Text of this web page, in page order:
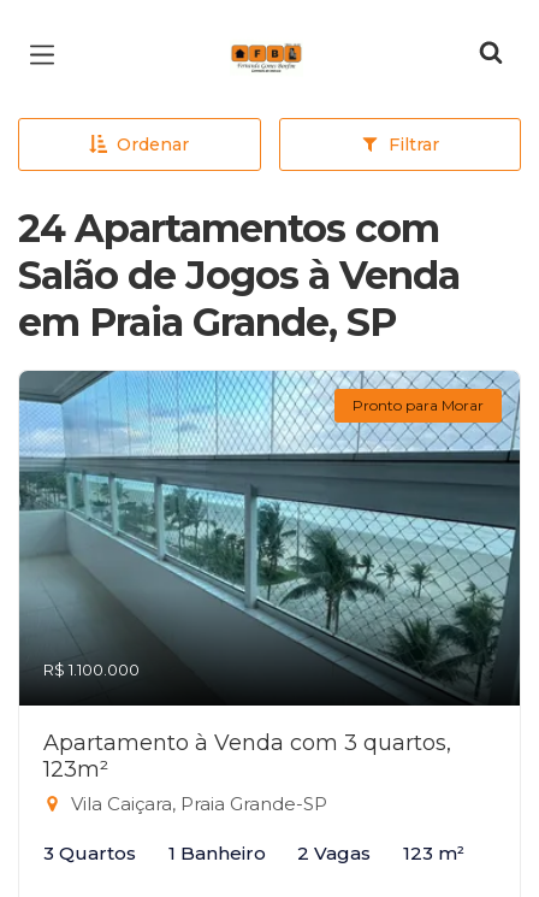
Página inicial
Ordenar Filtrar
24 Apartamentos com
Salão de Jogos à Venda
em Praia Grande, SP
Pronto para Morar
R$ 1.100.000
Apartamento à Venda com 3 quartos,
123m²
Vila Caiçara, Praia Grande-SP
3 Quartos 1 Banheiro 2 Vagas 123 m²